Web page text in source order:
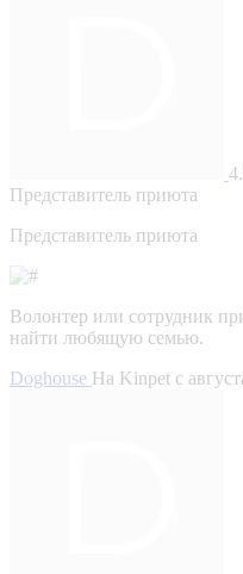
Представитель приюта
Представитель приюта
Волонтер или сотрудник
найти любящую семью.
Doghouse На Kinpet c